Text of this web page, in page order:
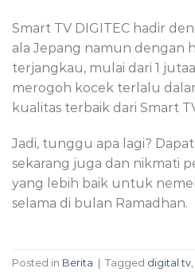
Smart TV DIGITEC hadir
ala Jepang namun dengan
terjangkau, mulai dari 1
merogoh kocek terlalu
kualitas terbaik dari Smart
Jadi, tunggu apa lagi?
sekarang juga dan nikmati
yang lebih baik untuk
selama di bulan Ramadhan.
Posted in Berita | Tagged digital tv